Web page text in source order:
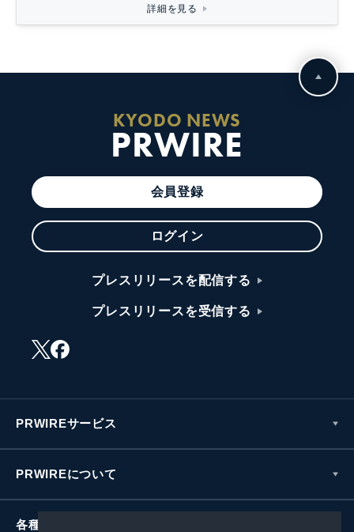
詳細を見る
KYODO NEWS
PRWIRE
会員登録
ログイン
プレスリリースを配信する
プレスリリースを受信する
PRWIREサービス
PRWIREについて
各種お問い合わせ